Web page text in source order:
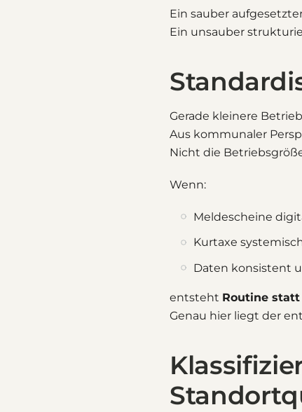
Ein sauber
Ein unsauber
Gerade kleinere
Aus kommunaler
Nicht die
Wenn:
Meldescheine
Kurtaxe
Daten konsistent
entsteht Routine statt
Genau hier liegt der